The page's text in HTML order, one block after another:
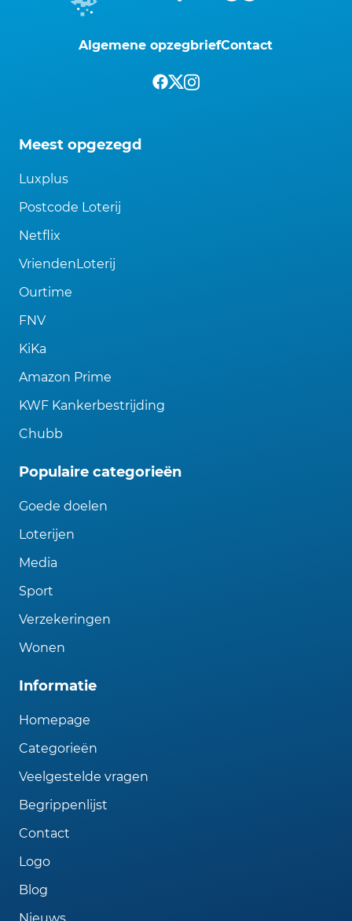
Algemene opzegbriefContact
Meest opgezegd
Luxplus
Postcode Loterij
Netflix
VriendenLoterij
Ourtime
FNV
KiKa
Amazon Prime
KWF Kankerbestrijding
Chubb
Populaire categorieën
Goede doelen
Loterijen
Media
Sport
Verzekeringen
Wonen
Informatie
Homepage
Categorieën
Veelgestelde vragen
Begrippenlijst
Contact
Logo
Blog